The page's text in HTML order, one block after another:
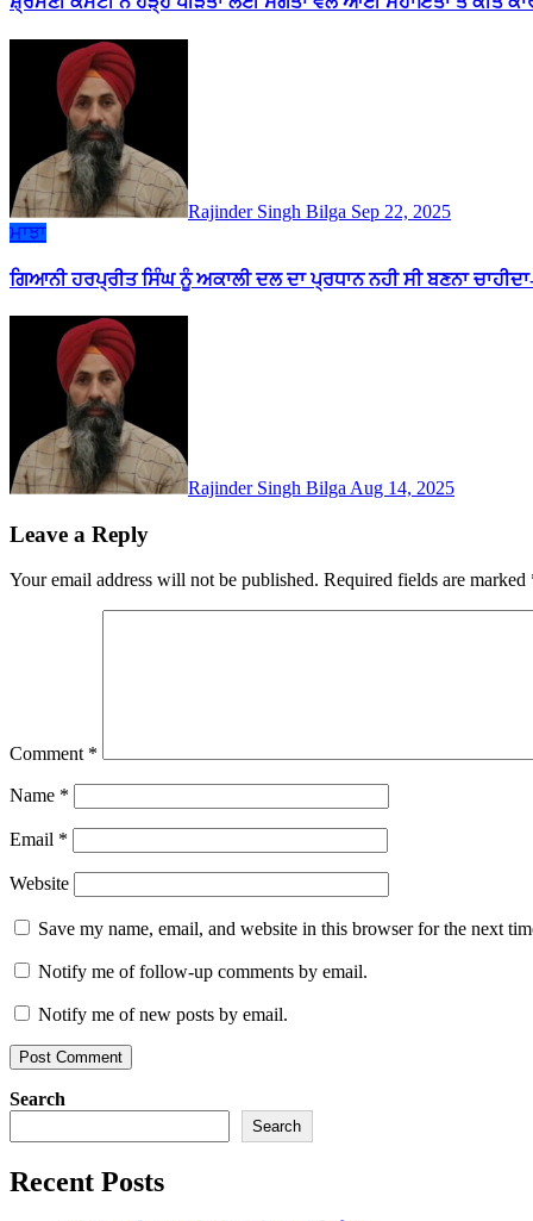
Rajinder Singh Bilga Sep 22, 2025
ਮਾਝਾ
ਗਿਆਨੀ ਹਰਪ੍ਰੀਤ ਸਿੰਘ ਨੂੰ ਅਕਾਲੀ ਦਲ ਦਾ ਪ੍ਰਧਾਨ ਨਹੀ ਸੀ ਬਣਨਾ
Rajinder Singh Bilga Aug 14, 2025
Leave a Reply
Your email address will not be published. Required fields are marked
Comment *
Name *
Email *
Website
Save my name, email, and website in this browser for the next
Notify me of follow-up comments by email.
Notify me of new posts by email.
Search
Search
Recent Posts